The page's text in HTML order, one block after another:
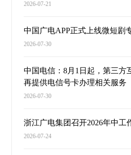
2026-07-21
中国广电APP正式上线微短剧
2026-07-30
中国电信：8月1日起，第三方
再提供电信号卡办理相关服务
2026-07-30
浙江广电集团召开2026年中工
2026-07-24